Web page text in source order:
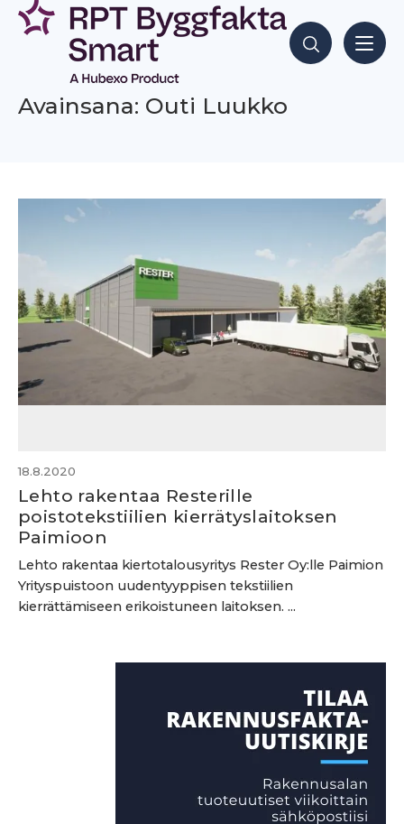
Siirry
sisältöön
Hae sisältöjä
Avainsana: Outi Luukko
18.8.2020
Lehto rakentaa Resterille
poistotekstiilien kierrätyslaitoksen
Paimioon
Lehto rakentaa kiertotalousyritys Rester Oy:lle Paimion
Yrityspuistoon uudentyyppisen tekstiilien
kierrättämiseen erikoistuneen laitoksen. ...